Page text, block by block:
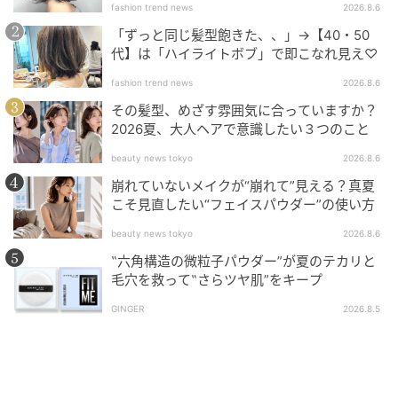
仕切られた個室空間は施術ベッドが1台ずつ独立してお
り、他の来客と視線が合うことがありません。
美容サロンへの来店が初めての男性でも、外部からの
視線が届かない個室の環境で緊張なくケアを受けられ
ます。
フェイシャルケア・眉WAX・ラジオ波
fashion trend news 2026.8.6
「ずっと同じ髪型飽きた、、」→【40・50
代】は「ハイライトボブ」で即こなれ見え♡
fashion trend news 2026.8.6
その髪型、めざす雰囲気に合っていますか？
2026夏、大人ヘアで意識したい３つのこと
beauty news tokyo 2026.8.6
崩れていないメイクが“崩れて”見える？真夏
こそ見直したい“フェイスパウダー”の使い方
beauty news tokyo 2026.8.6
‟六角構造の微粒子パウダー”が夏のテカリと
毛穴を救って‟さらツヤ肌”をキープ
GINGER 2026.8.5